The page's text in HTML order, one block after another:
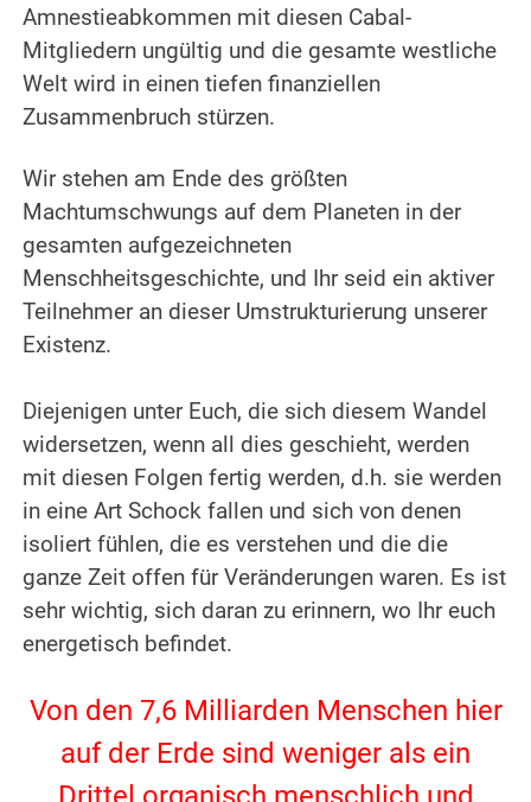
Amnestieabkommen mit diesen Cabal-
Mitgliedern ungültig und die gesamte westliche
Welt wird in einen tiefen finanziellen
Zusammenbruch stürzen.
Wir stehen am Ende des größten
Machtumschwungs auf dem Planeten in der
gesamten aufgezeichneten
Menschheitsgeschichte, und Ihr seid ein aktiver
Teilnehmer an dieser Umstrukturierung unserer
Existenz.
Diejenigen unter Euch, die sich diesem Wandel
widersetzen, wenn all dies geschieht, werden
mit diesen Folgen fertig werden, d.h. sie werden
in eine Art Schock fallen und sich von denen
isoliert fühlen, die es verstehen und die die
ganze Zeit offen für Veränderungen waren. Es ist
sehr wichtig, sich daran zu erinnern, wo Ihr euch
energetisch befindet.
Von den 7,6 Milliarden Menschen hier
auf der Erde sind weniger als ein